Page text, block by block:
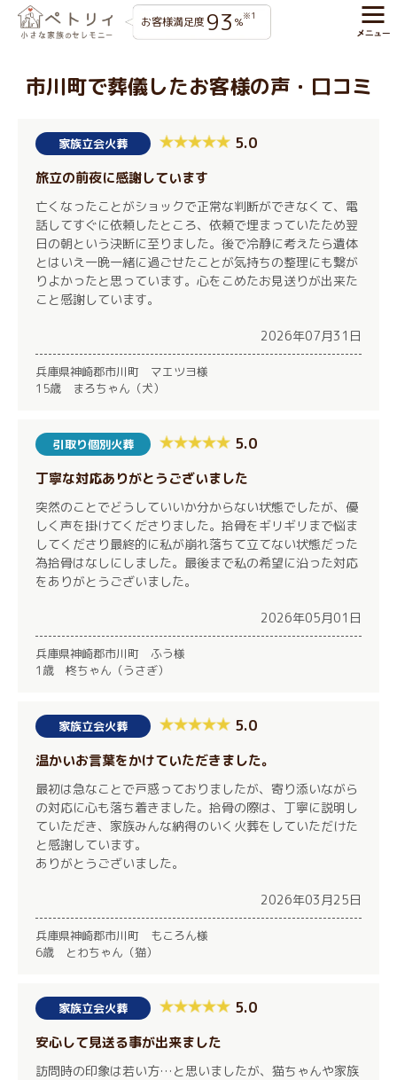
お客様満足度 93 %※1
市川町で葬儀したお客様の声・口コミ
家族立会火葬 5.0
旅立の前夜に感謝しています
亡くなったことがショックで正常な判断ができなくて、電
話してすぐに依頼したところ、依頼で埋まっていたため翌
日の朝という決断に至りました。後で冷静に考えたら遺体
とはいえ一晩一緒に過ごせたことが気持ちの整理にも繋が
りよかったと思っています。心をこめたお見送りが出来た
こと感謝しています。
2026年07月31日
兵庫県神崎郡市川町 マエツヨ様
15歳 まろちゃん（犬）
引取り個別火葬 5.0
丁寧な対応ありがとうございました
突然のことでどうしていいか分からない状態でしたが、優
しく声を掛けてくださりました。拾骨をギリギリまで悩ま
してくださり最終的に私が崩れ落ちて立てない状態だった
為拾骨はなしにしました。最後まで私の希望に沿った対応
をありがとうございました。
2026年05月01日
兵庫県神崎郡市川町 ふう様
1歳 柊ちゃん（うさぎ）
家族立会火葬 5.0
温かいお言葉をかけていただきました。
最初は急なことで戸惑っておりましたが、寄り添いながら
の対応に心も落ち着きました。拾骨の際は、丁寧に説明し
ていただき、家族みんな納得のいく火葬をしていただけた
と感謝しています。
ありがとうございました。
2026年03月25日
兵庫県神崎郡市川町 もころん様
6歳 とわちゃん（猫）
家族立会火葬 5.0
安心して見送る事が出来ました
訪問時の印象は若い方…と思いましたが、猫ちゃんや家族